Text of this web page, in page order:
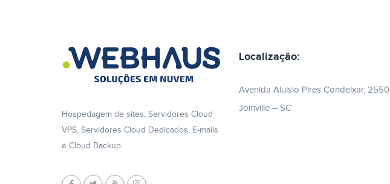
Hospedagem de sites, Servidores Cloud
VPS, Servidores Cloud Dedicados, E-mails
e Cloud Backup.
Localização:
Avenida Aluisio Pires Condeixar, 2550
Joinville – SC